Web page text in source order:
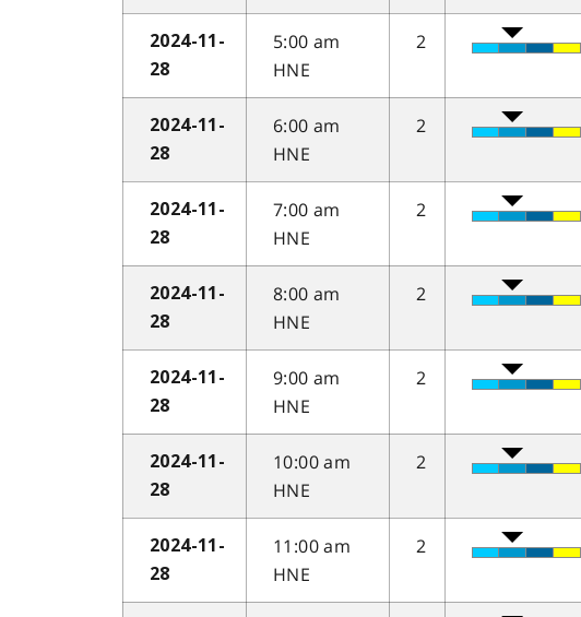
2024-11-
28
5:00 am
HNE
2
2024-11-
28
6:00 am
HNE
2
2024-11-
28
7:00 am
HNE
2
2024-11-
28
8:00 am
HNE
2
2024-11-
28
9:00 am
HNE
2
2024-11-
28
10:00 am
HNE
2
2024-11-
28
11:00 am
HNE
2